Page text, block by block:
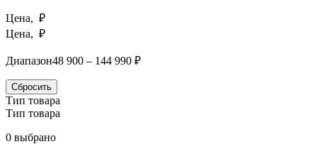
Цена, ₽
Цена, ₽
Диапазон48 900 – 144 990 ₽
Сбросить
Тип товара
Тип товара
0 выбрано